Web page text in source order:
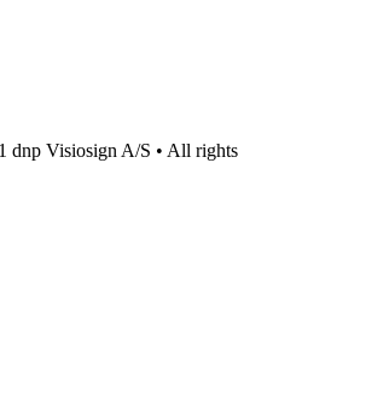
dnp Visiosign A/S • All rights